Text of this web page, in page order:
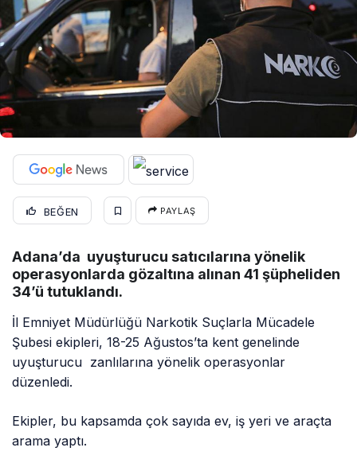
BEĞEN PAYLAŞ
Adana’da uyuşturucu satıcılarına yönelik
operasyonlarda gözaltına alınan 41 şüpheliden
34’ü tutuklandı.
İl Emniyet Müdürlüğü Narkotik Suçlarla Mücadele
Şubesi ekipleri, 18-25 Ağustos’ta kent genelinde
uyuşturucu zanlılarına yönelik operasyonlar
düzenledi.
Ekipler, bu kapsamda çok sayıda ev, iş yeri ve araçta
arama yaptı.